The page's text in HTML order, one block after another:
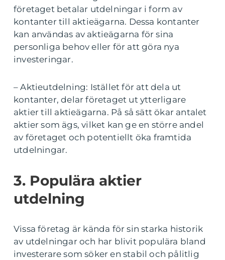
företaget betalar utdelningar i form av
kontanter till aktieägarna. Dessa kontanter
kan användas av aktieägarna för sina
personliga behov eller för att göra nya
investeringar.
– Aktieutdelning: Istället för att dela ut
kontanter, delar företaget ut ytterligare
aktier till aktieägarna. På så sätt ökar antalet
aktier som ägs, vilket kan ge en större andel
av företaget och potentiellt öka framtida
utdelningar.
3. Populära aktier
utdelning
Vissa företag är kända för sin starka historik
av utdelningar och har blivit populära bland
investerare som söker en stabil och pålitlig